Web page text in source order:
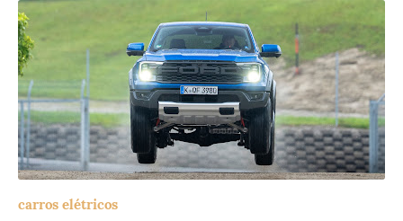
carros elétricos